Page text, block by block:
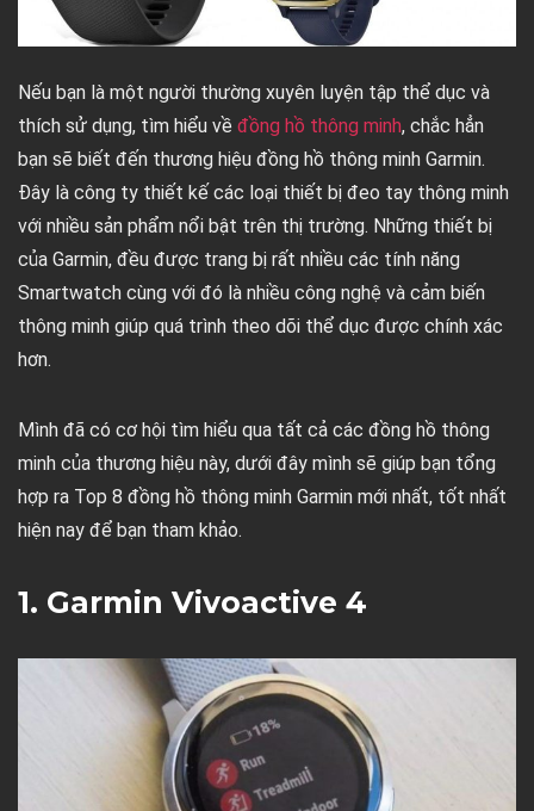
Nếu bạn là một người thường xuyên luyện tập thể dục và
thích sử dụng, tìm hiểu về đồng hồ thông minh, chắc hẳn
bạn sẽ biết đến thương hiệu đồng hồ thông minh Garmin.
Đây là công ty thiết kế các loại thiết bị đeo tay thông minh
với nhiều sản phẩm nổi bật trên thị trường. Những thiết bị
của Garmin, đều được trang bị rất nhiều các tính năng
Smartwatch cùng với đó là nhiều công nghệ và cảm biến
thông minh giúp quá trình theo dõi thể dục được chính xác
hơn.
Mình đã có cơ hội tìm hiểu qua tất cả các đồng hồ thông
minh của thương hiệu này, dưới đây mình sẽ giúp bạn tổng
hợp ra Top 8 đồng hồ thông minh Garmin mới nhất, tốt nhất
hiện nay để bạn tham khảo.
1. Garmin Vivoactive 4